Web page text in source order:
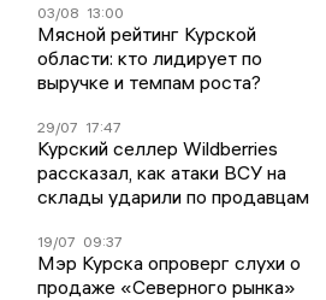
03/08 13:00
Мясной рейтинг Курской
области: кто лидирует по
выручке и темпам роста?
29/07 17:47
Курский селлер Wildberries
рассказал, как атаки ВСУ на
склады ударили по продавцам
19/07 09:37
Мэр Курска опроверг слухи о
продаже «Северного рынка»